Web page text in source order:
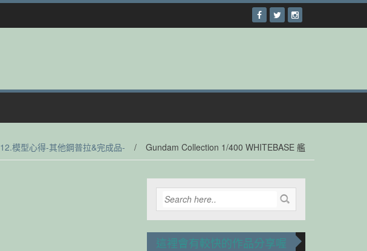
12.模型心得-其他鋼普拉&完成品- / Gundam Collection 1/400 WHITEBASE 艦
這裡會有較快的作品分享喔